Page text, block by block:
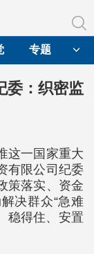
专题
委：织密监
这一国家重大
有限公司纪委
策落实、资金
决群众“急难
稳得住、安置